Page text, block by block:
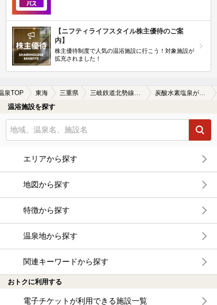
【ニフティライフスタイル株主優待のご案
内】
株主優待制度で人気の温浴施設に行こう！対象施設が
拡充されました！
泉TOP 東海 三重県 三岐鉄道北勢線西桑名駅 炭酸水素塩泉が楽しめる三岐鉄道北勢線西桑名駅近くの温泉、日帰り温泉、スーパー銭湯おすすめ
温浴施設を探す
エリアから探す
地図から探す
特徴から探す
温泉地から探す
関連キーワードから探す
おトクに利用する
電子チケットが利用できる施設一覧